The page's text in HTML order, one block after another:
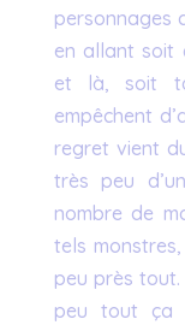
personnages
en allant soit
et là, soit
empêchent
regret vient
très peu
nombre de
tels
peu près
peu tout ça